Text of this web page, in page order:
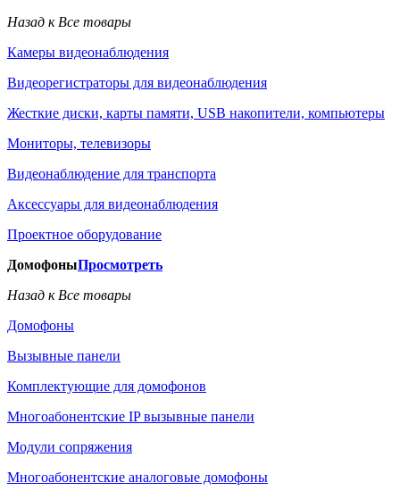
Назад к Все товары
Камеры видеонаблюдения
Видеорегистраторы для видеонаблюдения
Жесткие диски, карты памяти, USB накопители, компьютеры
Мониторы, телевизоры
Видеонаблюдение для транспорта
Аксессуары для видеонаблюдения
Проектное оборудование
ДомофоныПросмотреть
Назад к Все товары
Домофоны
Вызывные панели
Комплектующие для домофонов
Многоабонентские IP вызывные панели
Модули сопряжения
Многоабонентские аналоговые домофоны